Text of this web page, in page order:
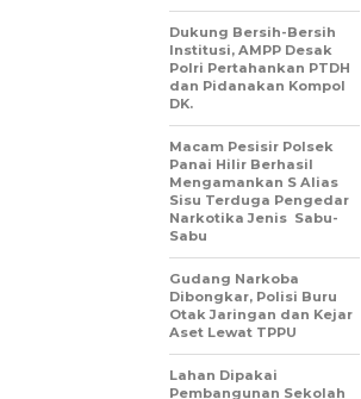
Dukung Bersih-Bersih
Institusi, AMPP Desak
Polri Pertahankan PTDH
dan Pidanakan Kompol
DK.
Macam Pesisir Polsek
Panai Hilir Berhasil
Mengamankan S Alias
Sisu Terduga Pengedar
Narkotika Jenis Sabu-
Sabu
Gudang Narkoba
Dibongkar, Polisi Buru
Otak Jaringan dan Kejar
Aset Lewat TPPU
Lahan Dipakai
Pembangunan Sekolah